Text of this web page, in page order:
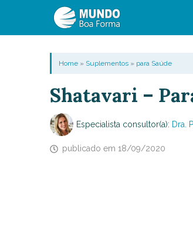
Home» Suplementos» para Saúde
Shatavari –
Especialista consultor(a): Dra.
publicado em 18/09/2020